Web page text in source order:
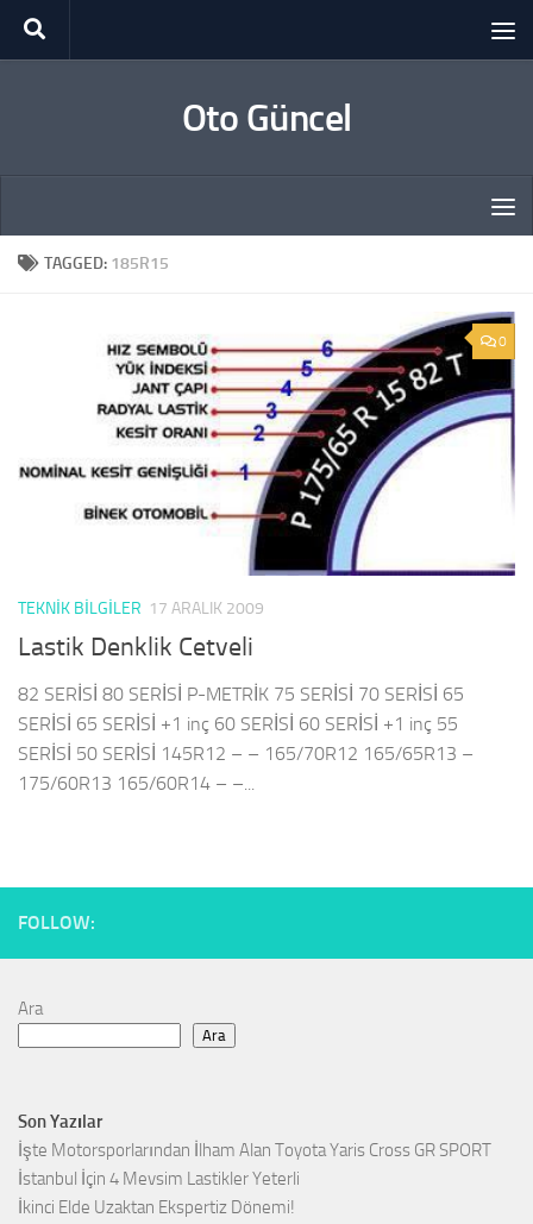
Skip to content
Oto Güncel
TAGGED: 185R15
0
TEKNIK BILGILER 17 ARALIK 2009
Lastik Denklik Cetveli
82 SERİSİ 80 SERİSİ P-METRİK 75 SERİSİ 70 SERİSİ 65
SERİSİ 65 SERİSİ +1 inç 60 SERİSİ 60 SERİSİ +1 inç 55
SERİSİ 50 SERİSİ 145R12 – – 165/70R12 165/65R13 –
175/60R13 165/60R14 – –...
FOLLOW:
Ara
Ara
Son Yazılar
İşte Motorsporlarından İlham Alan Toyota Yaris Cross GR SPORT
İstanbul İçin 4 Mevsim Lastikler Yeterli
İkinci Elde Uzaktan Ekspertiz Dönemi!